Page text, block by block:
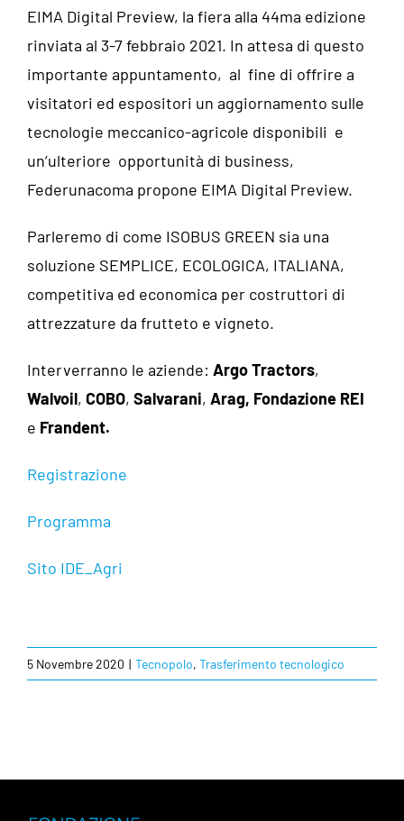
EIMA Digital Preview, la fiera alla 44ma edizione
rinviata al 3-7 febbraio 2021. In attesa di questo
importante appuntamento, al fine di offrire a
visitatori ed espositori un aggiornamento sulle
tecnologie meccanico-agricole disponibili e
un’ulteriore opportunità di business,
Federunacoma propone EIMA Digital Preview.
Parleremo di come ISOBUS GREEN sia una
soluzione SEMPLICE, ECOLOGICA, ITALIANA,
competitiva ed economica per costruttori di
attrezzature da frutteto e vigneto.
Interverranno le aziende: Argo Tractors,
Walvoil, COBO, Salvarani, Arag, Fondazione REI
e Frandent.
Registrazione
Programma
Sito IDE_Agri
5 Novembre 2020 | Tecnopolo, Trasferimento tecnologico